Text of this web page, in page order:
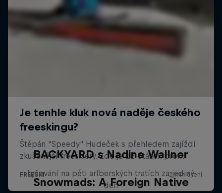
BACKYARD s Nadine Wallner
Lyžování na pěti arlberských tratích za jediný
den
Snowmads: A Foreign Native